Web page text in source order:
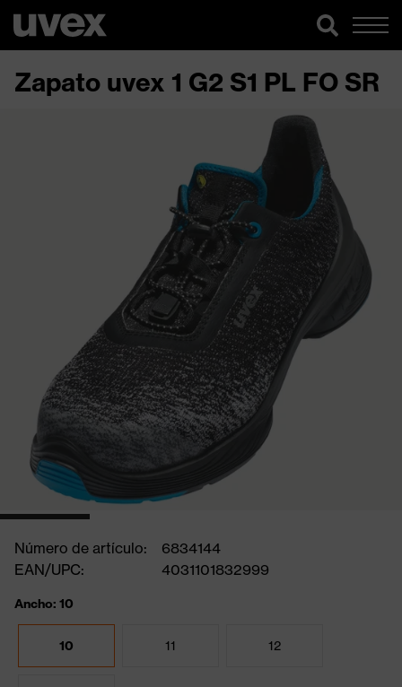
Zapato uvex 1 G2 S1 PL FO SR
Número de artículo:
6834144
EAN/UPC:
4031101832999
Ancho: 10
10 11 12